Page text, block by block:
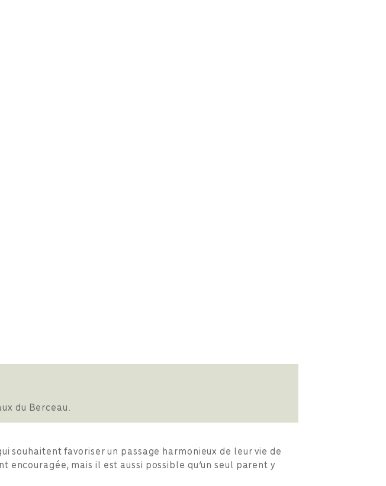
du Berceau.
souhaitent favoriser un passage harmonieux de leur vie de
mais il est aussi possible qu’un seul parent y